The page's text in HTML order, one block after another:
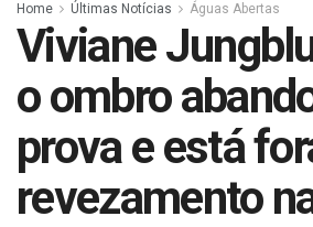
Home Últimas Notícias Águas Abertas
Viviane
o ombro
prova e está
revezamento